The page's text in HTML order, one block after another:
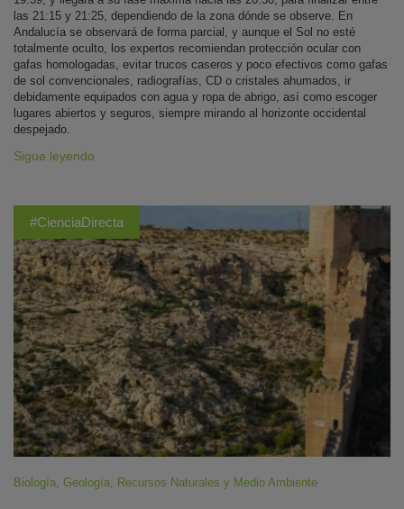
las 21:15 y 21:25, dependiendo de la zona dónde se observe. En
Andalucía se observará de forma parcial, y aunque el Sol no esté
totalmente oculto, los expertos recomiendan protección ocular con
gafas homologadas, evitar trucos caseros y poco efectivos como gafas
de sol convencionales, radiografías, CD o cristales ahumados, ir
debidamente equipados con agua y ropa de abrigo, así como escoger
lugares abiertos y seguros, siempre mirando al horizonte occidental
despejado.
Sigue leyendo
#CienciaDirecta
Biología, Geología, Recursos Naturales y Medio Ambiente